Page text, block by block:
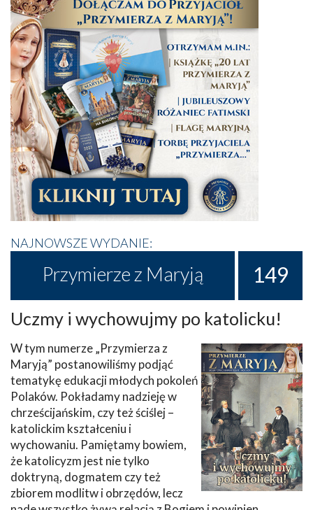
NAJNOWSZE WYDANIE:
Przymierze z Maryją 149
Uczmy i wychowujmy po katolicku!
W tym numerze „Przymierza z
Maryją” postanowiliśmy podjąć
tematykę edukacji młodych pokoleń
Polaków. Pokładamy nadzieję w
chrześcijańskim, czy też ściślej –
katolickim kształceniu i
wychowaniu. Pamiętamy bowiem,
że katolicyzm jest nie tylko
doktryną, dogmatem czy też
zbiorem modlitw i obrzędów, lecz